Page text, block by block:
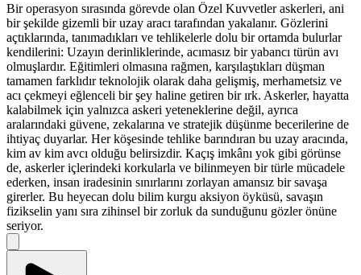
Bir operasyon sırasında görevde olan Özel Kuvvetler askerleri, ani
bir şekilde gizemli bir uzay aracı tarafından yakalanır. Gözlerini
açtıklarında, tanımadıkları ve tehlikelerle dolu bir ortamda bulurlar
kendilerini: Uzayın derinliklerinde, acımasız bir yabancı türün avı
olmuşlardır. Eğitimleri olmasına rağmen, karşılaştıkları düşman
tamamen farklıdır teknolojik olarak daha gelişmiş, merhametsiz ve
acı çekmeyi eğlenceli bir şey haline getiren bir ırk. Askerler, hayatta
kalabilmek için yalnızca askeri yeteneklerine değil, ayrıca
aralarındaki güvene, zekalarına ve stratejik düşünme becerilerine de
ihtiyaç duyarlar. Her köşesinde tehlike barındıran bu uzay aracında,
kim av kim avcı olduğu belirsizdir. Kaçış imkânı yok gibi görünse
de, askerler içlerindeki korkularla ve bilinmeyen bir türle mücadele
ederken, insan iradesinin sınırlarını zorlayan amansız bir savaşa
girerler. Bu heyecan dolu bilim kurgu aksiyon öyküsü, savaşın
fizikselin yanı sıra zihinsel bir zorluk da sunduğunu gözler önüne
seriyor.